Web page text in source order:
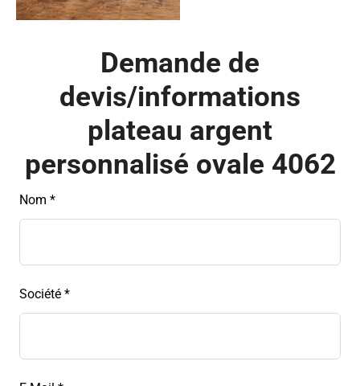
Demande de
devis/informations
plateau argent
personnalisé ovale 4062
Leave
Nom *
Société *